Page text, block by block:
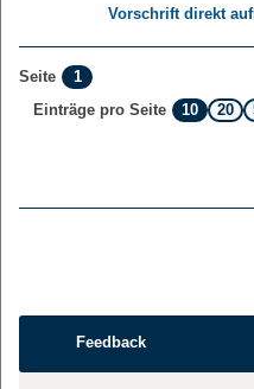
Vorschrift direkt
Seite
1
Einträge pro Seite
10 20
Feedback